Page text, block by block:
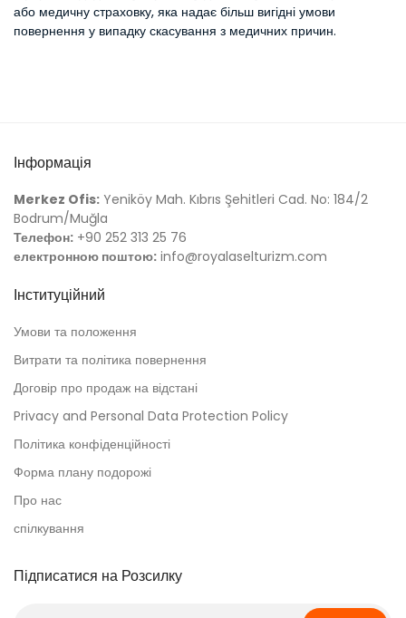
або медичну страховку, яка надає більш вигідні умови
повернення у випадку скасування з медичних причин.
Інформація
Merkez Ofis: Yeniköy Mah. Kıbrıs Şehitleri Cad. No: 184/2
Bodrum/Muğla
Телефон: +90 252 313 25 76
електронною поштою: info@royalaselturizm.com
Інституційний
Умови та положення
Витрати та політика повернення
Договір про продаж на відстані
Privacy and Personal Data Protection Policy
Політика конфіденційності
Форма плану подорожі
Про нас
спілкування
Підписатися на Розсилку